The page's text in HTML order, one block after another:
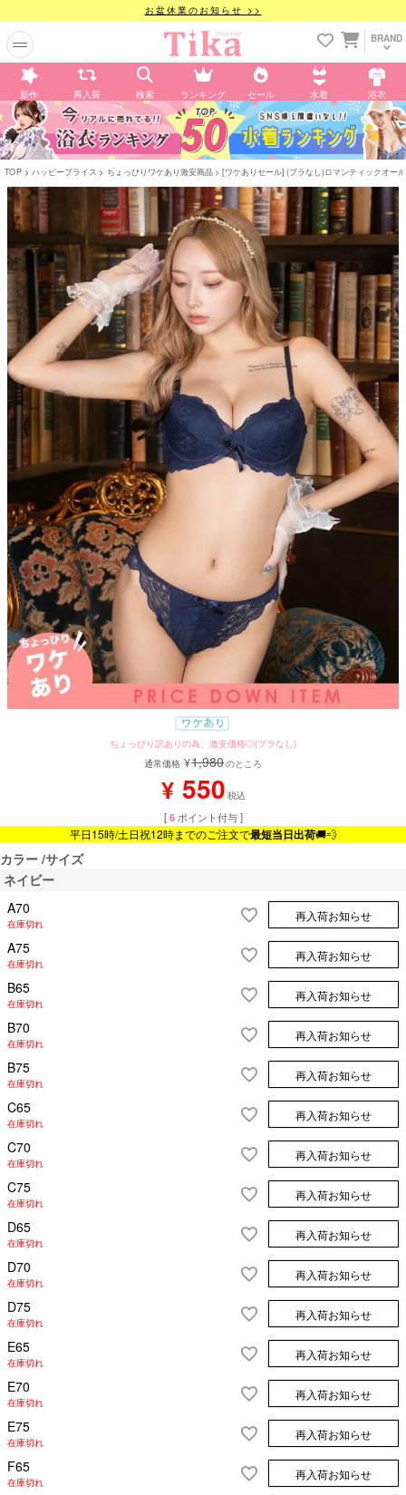
お盆休業のお知らせ >>
BRAND
新作 再入荷 検索 ランキング セール 水着 浴衣
TOP ハッピープライス ちょっぴりワケあり激安商品 [ワケありセール] (ブラなし)ロマンティックオー
ちょっぴり訳ありの為、激安価格◎(ブラなし)
通常価格 ¥1,980のところ
¥ 550 税込
[ 6 ポイント付与 ]
平日15時/土日祝12時までのご注文で最短当日出荷🚚💨
カラー サイズ
ネイビー
A70
在庫切れ
再入荷お知らせ
A75
在庫切れ
再入荷お知らせ
B65
在庫切れ
再入荷お知らせ
B70
在庫切れ
再入荷お知らせ
B75
在庫切れ
再入荷お知らせ
C65
在庫切れ
再入荷お知らせ
C70
在庫切れ
再入荷お知らせ
C75
在庫切れ
再入荷お知らせ
D65
在庫切れ
再入荷お知らせ
D70
在庫切れ
再入荷お知らせ
D75
在庫切れ
再入荷お知らせ
E65
在庫切れ
再入荷お知らせ
E70
在庫切れ
再入荷お知らせ
E75
在庫切れ
再入荷お知らせ
F65
在庫切れ
再入荷お知らせ